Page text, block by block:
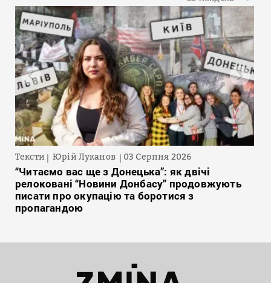
Тексти Юрій Луканов 03 Серпня 2026
“Читаємо вас ще з Донецька”: як двічі
релоковані “Новини Донбасу” продовжують
писати про окупацію та боротися з
пропагандою